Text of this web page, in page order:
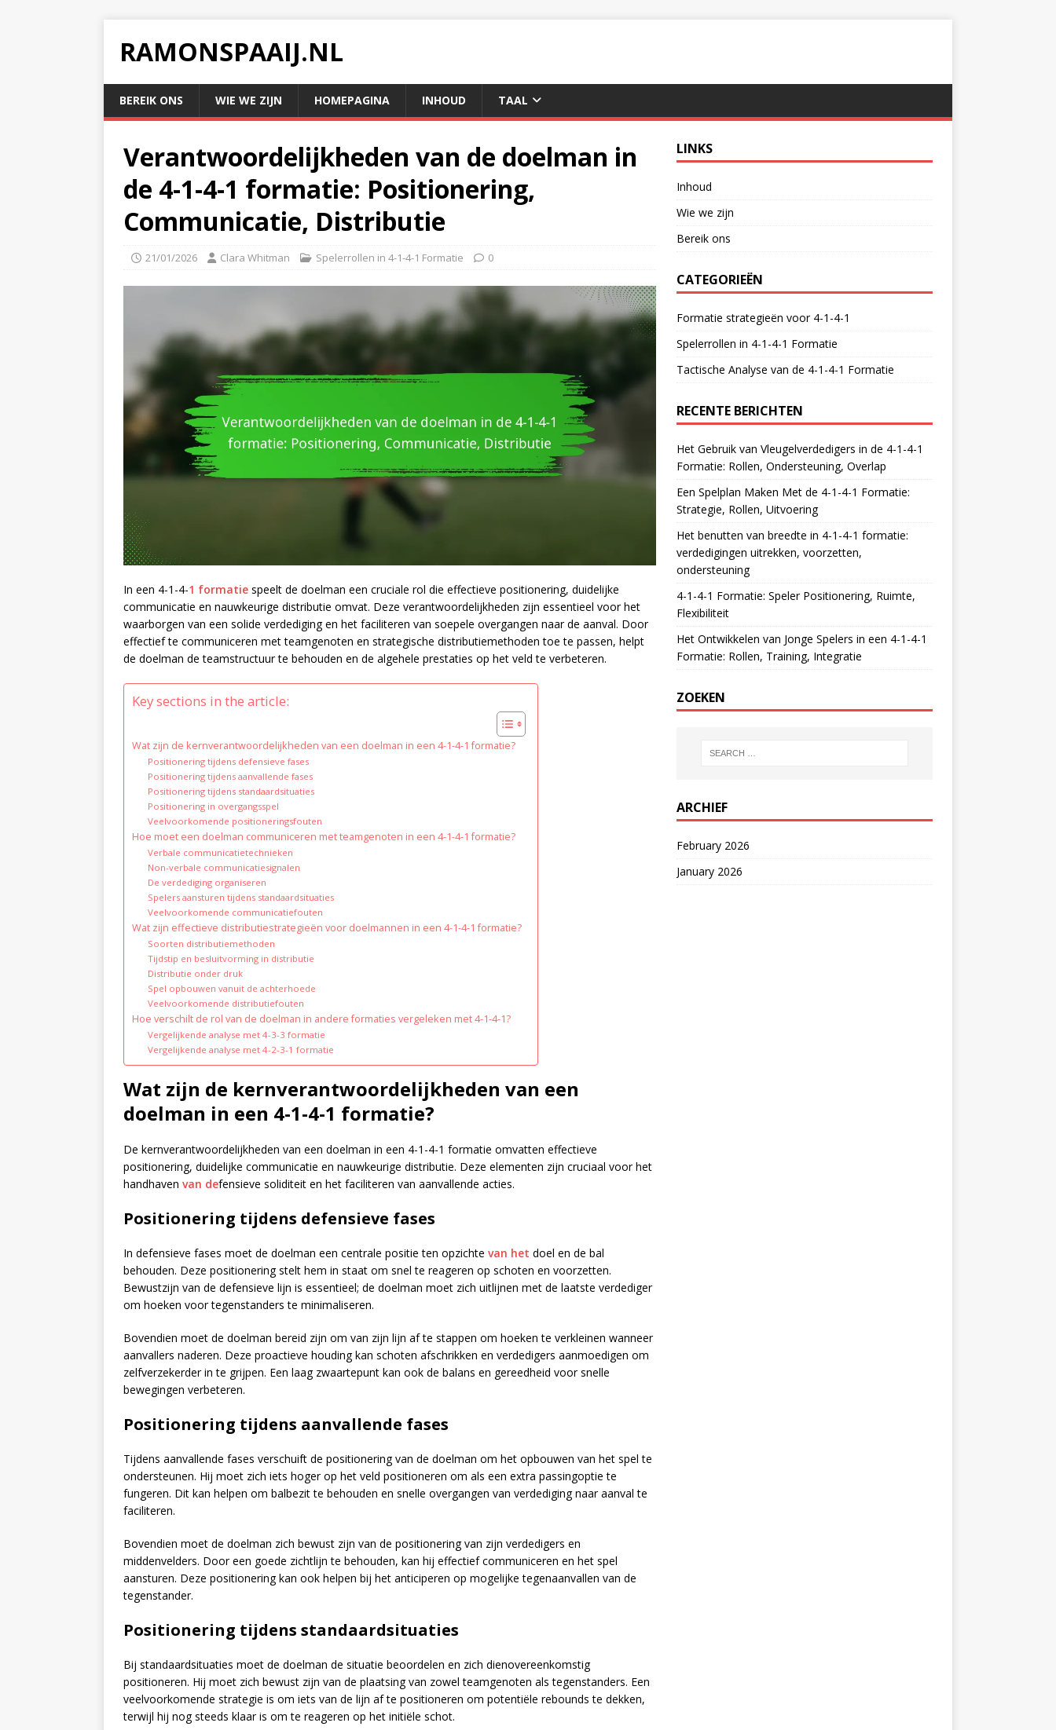
RAMONSPAAIJ.NL
BEREIK ONS WIE WE ZIJN HOMEPAGINA INHOUD TAAL
Verantwoordelijkheden van de doelman in
de 4-1-4-1 formatie: Positionering,
Communicatie, Distributie
21/01/2026 Clara Whitman Spelerrollen in 4-1-4-1 Formatie 0
In een 4-1-4-1 formatie speelt de doelman een cruciale rol die effectieve positionering, duidelijke
communicatie en nauwkeurige distributie omvat. Deze verantwoordelijkheden zijn essentieel voor het
waarborgen van een solide verdediging en het faciliteren van soepele overgangen naar de aanval. Door
effectief te communiceren met teamgenoten en strategische distributiemethoden toe te passen, helpt
de doelman de teamstructuur te behouden en de algehele prestaties op het veld te verbeteren.
Key sections in the article:
Wat zijn de kernverantwoordelijkheden van een doelman in een 4-1-4-1 formatie?
Positionering tijdens defensieve fases
Positionering tijdens aanvallende fases
Positionering tijdens standaardsituaties
Positionering in overgangsspel
Veelvoorkomende positioneringsfouten
Hoe moet een doelman communiceren met teamgenoten in een 4-1-4-1 formatie?
Verbale communicatietechnieken
Non-verbale communicatiesignalen
De verdediging organiseren
Spelers aansturen tijdens standaardsituaties
Veelvoorkomende communicatiefouten
Wat zijn effectieve distributiestrategieën voor doelmannen in een 4-1-4-1 formatie?
Soorten distributiemethoden
Tijdstip en besluitvorming in distributie
Distributie onder druk
Spel opbouwen vanuit de achterhoede
Veelvoorkomende distributiefouten
Hoe verschilt de rol van de doelman in andere formaties vergeleken met 4-1-4-1?
Vergelijkende analyse met 4-3-3 formatie
Vergelijkende analyse met 4-2-3-1 formatie
Wat zijn de kernverantwoordelijkheden van een
doelman in een 4-1-4-1 formatie?
De kernverantwoordelijkheden van een doelman in een 4-1-4-1 formatie omvatten effectieve
positionering, duidelijke communicatie en nauwkeurige distributie. Deze elementen zijn cruciaal voor het
handhaven van defensieve soliditeit en het faciliteren van aanvallende acties.
Positionering tijdens defensieve fases
In defensieve fases moet de doelman een centrale positie ten opzichte van het doel en de bal
behouden. Deze positionering stelt hem in staat om snel te reageren op schoten en voorzetten.
Bewustzijn van de defensieve lijn is essentieel; de doelman moet zich uitlijnen met de laatste verdediger
om hoeken voor tegenstanders te minimaliseren.
Bovendien moet de doelman bereid zijn om van zijn lijn af te stappen om hoeken te verkleinen wanneer
aanvallers naderen. Deze proactieve houding kan schoten afschrikken en verdedigers aanmoedigen om
zelfverzekerder in te grijpen. Een laag zwaartepunt kan ook de balans en gereedheid voor snelle
bewegingen verbeteren.
Positionering tijdens aanvallende fases
Tijdens aanvallende fases verschuift de positionering van de doelman om het opbouwen van het spel te
ondersteunen. Hij moet zich iets hoger op het veld positioneren om als een extra passingoptie te
fungeren. Dit kan helpen om balbezit te behouden en snelle overgangen van verdediging naar aanval te
faciliteren.
Bovendien moet de doelman zich bewust zijn van de positionering van zijn verdedigers en
middenvelders. Door een goede zichtlijn te behouden, kan hij effectief communiceren en het spel
aansturen. Deze positionering kan ook helpen bij het anticiperen op mogelijke tegenaanvallen van de
tegenstander.
Positionering tijdens standaardsituaties
Bij standaardsituaties moet de doelman de situatie beoordelen en zich dienovereenkomstig
positioneren. Hij moet zich bewust zijn van de plaatsing van zowel teamgenoten als tegenstanders. Een
veelvoorkomende strategie is om iets van de lijn af te positioneren om potentiële rebounds te dekken,
terwijl hij nog steeds klaar is om te reageren op het initiële schot.
LINKS
Inhoud
Wie we zijn
Bereik ons
CATEGORIEËN
Formatie strategieën voor 4-1-4-1
Spelerrollen in 4-1-4-1 Formatie
Tactische Analyse van de 4-1-4-1 Formatie
RECENTE BERICHTEN
Het Gebruik van Vleugelverdedigers in de 4-1-4-1
Formatie: Rollen, Ondersteuning, Overlap
Een Spelplan Maken Met de 4-1-4-1 Formatie:
Strategie, Rollen, Uitvoering
Het benutten van breedte in 4-1-4-1 formatie:
verdedigingen uitrekken, voorzetten,
ondersteuning
4-1-4-1 Formatie: Speler Positionering, Ruimte,
Flexibiliteit
Het Ontwikkelen van Jonge Spelers in een 4-1-4-1
Formatie: Rollen, Training, Integratie
ZOEKEN
ARCHIEF
February 2026
January 2026